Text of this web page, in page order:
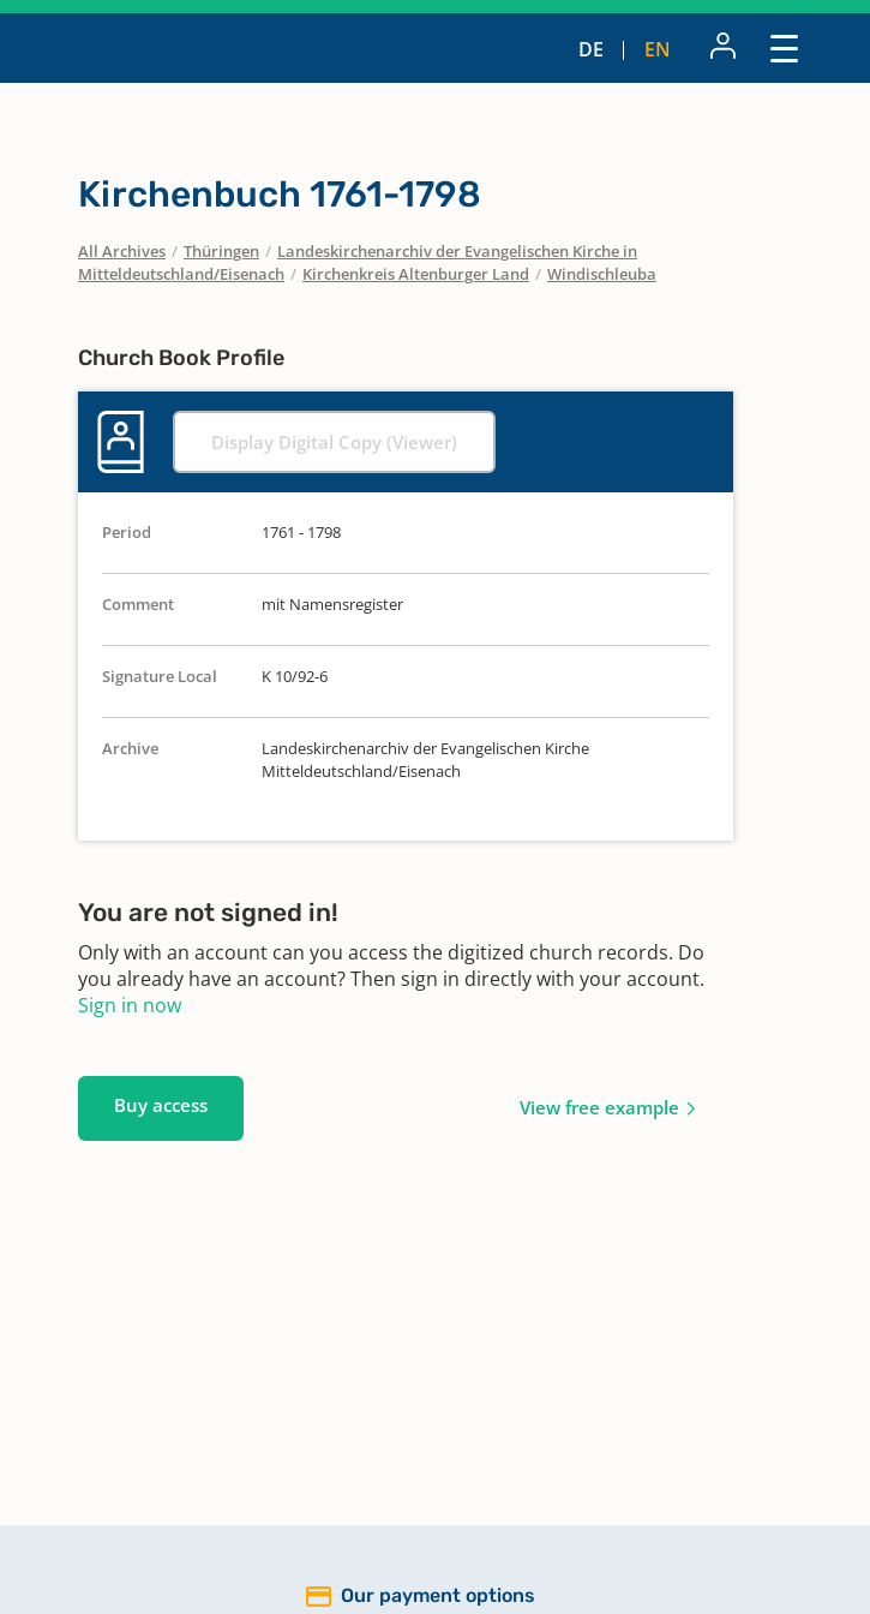
DE EN
Kirchenbuch 1761-1798
All Archives / Thüringen / Landeskirchenarchiv der Evangelischen Kirche in
Mitteldeutschland/Eisenach / Kirchenkreis Altenburger Land / Windischleuba
Church Book Profile
Display Digital Copy (Viewer)
Period 1761 - 1798
Comment mit Namensregister
Signature Local K 10/92-6
Archive
Landeskirchenarchiv der Evangelischen Kirche
Mitteldeutschland/Eisenach
You are not signed in!
Only with an account can you access the digitized church records. Do
you already have an account? Then sign in directly with your account.
Sign in now
Buy access View free example
Our payment options